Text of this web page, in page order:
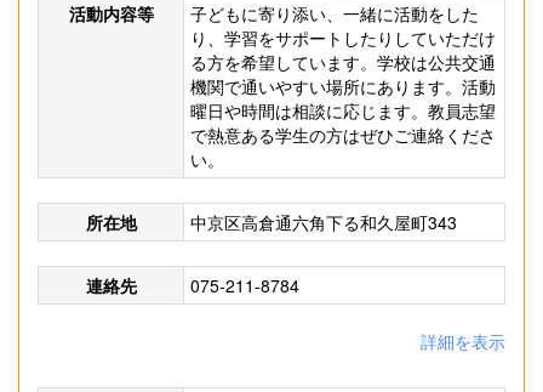
活動内容等
子どもに寄り添い、一緒に活動をした
り、学習をサポートしたりしていただけ
る方を希望しています。学校は公共交通
機関で通いやすい場所にあります。活動
曜日や時間は相談に応じます。教員志望
で熱意ある学生の方はぜひご連絡くださ
い。
所在地 中京区高倉通六角下る和久屋町343
連絡先 075-211-8784
詳細を表示